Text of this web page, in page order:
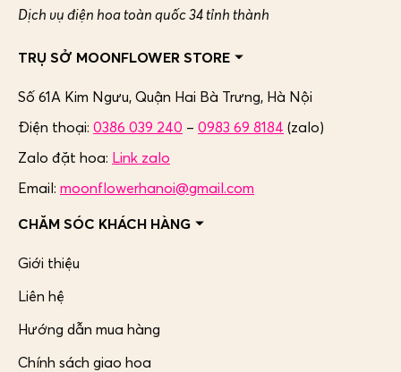
Dịch vụ điện hoa toàn quốc 34 tỉnh thành
TRỤ SỞ MOONFLOWER STORE
Số 61A Kim Ngưu, Quận Hai Bà Trưng, Hà Nội
Điện thoại: 0386 039 240 – 0983 69 8184 (zalo)
Zalo đặt hoa: Link zalo
Email: moonflowerhanoi@gmail.com
CHĂM SÓC KHÁCH HÀNG
Giới thiệu
Liên hệ
Hướng dẫn mua hàng
Chính sách giao hoa